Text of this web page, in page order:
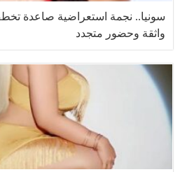
سونيا.. نجمة استعراضية صاعدة
واثقة وحضور متجدد